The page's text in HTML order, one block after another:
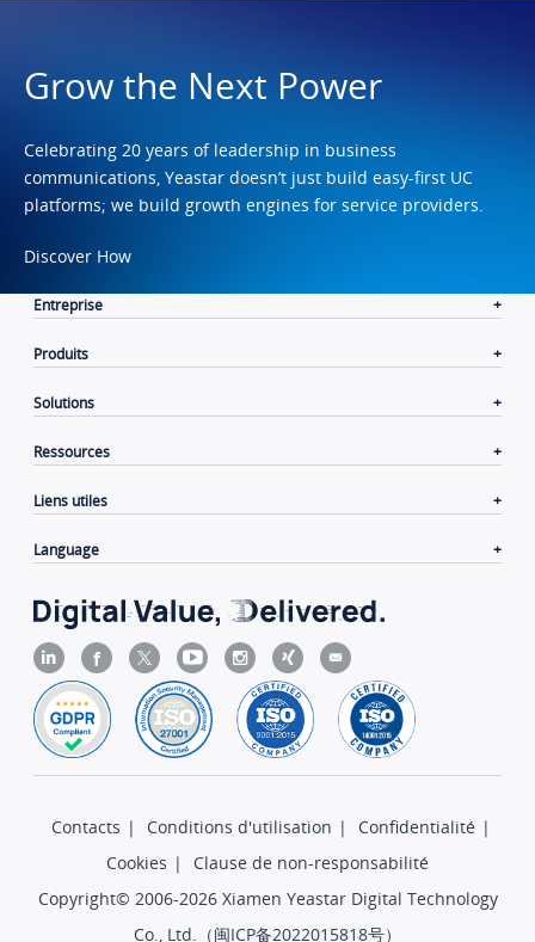
Grow the Next Power
Celebrating 20 years of leadership in business
communications, Yeastar doesn’t just build easy-first UC
platforms; we build growth engines for service providers.
Discover How
Entreprise
Produits
Solutions
Ressources
Liens utiles
Language
Contacts | Conditions d'utilisation | Confidentialité |
Cookies |
Clause de non-responsabilité
Copyright© 2006-2026 Xiamen Yeastar Digital Technology
Co., Ltd.（闽ICP备2022015818号）